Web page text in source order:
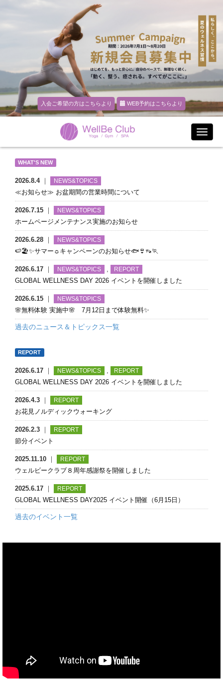
入会ご希望の方はこちらより WEB予約はこちらより
WHAT'S NEW
2026.8.4｜ NEWS&TOPICS
≪お知らせ≫ お盆期間の営業時間について
2026.7.15 ｜ NEWS&TOPICS
ホームページメンテナンス実施のお知らせ
2026.6.28 ｜ NEWS&TOPICS
🍉🏖✨サマー☼キャンペーンのお知らせ🐟👙👡🏃
2026.6.17 ｜ NEWS&TOPICS REPORT
GLOBAL WELLNESS DAY 2026 イベントを開催しました
2026.6.15 ｜ NEWS&TOPICS
🌸無料体験 実施中🌸 7月12日まで体験無料✨
2026.6.7｜ NEWS&TOPICS
決定（6月14日開催予定）°˖✧ 最新情報更新中！
2026.4.8｜ NEWS&TOPICS
【募集終了】🎸JOY in Movement 出演者 大募集💃申込期日：5月10
日(日)迄
2025.10.24｜ NEWS&TOPICS
【重要なお知らせ】WellBe Clubを装った不審なメールにご注意く
ださい
2025.10.16｜ NEWS&TOPICS
【イベント情報】８周年感謝祭 – ウェルネスの可能性は無限大∞ –
2025.9.30｜ NEWS&TOPICS
【８周年スペシャルクラス】ケンハラクマ先生によるスペシャル
クラス開催決定！
過去のニュース＆トピックス一覧
REPORT
2026.6.17 ｜ NEWS&TOPICS REPORT
GLOBAL WELLNESS DAY 2026 イベントを開催しました
2026.4.3 ｜ REPORT
お花見ノルディックウォーキング
2026.2.3 ｜ REPORT
節分イベント
2025.11.10 ｜ REPORT
ウェルビークラブ８周年感謝祭を開催しました
2025.6.17 ｜ REPORT
GLOBAL WELLNESS DAY2025 イベント開催（6月15日）
2025.2.21｜ REPORT
開催（12/13）
過去のイベント一覧